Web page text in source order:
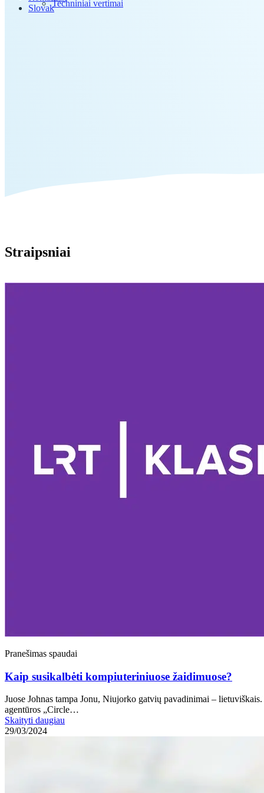
Techniniai vertimai
Slovak
Straipsniai
Pranešimas spaudai
Kaip susikalbėti kompiuteriniuose žaidimuose?
Juose Johnas tampa Jonu, Niujorko gatvių pavadinimai –
agentūros „Circle…
Skaityti daugiau
29/03/2024